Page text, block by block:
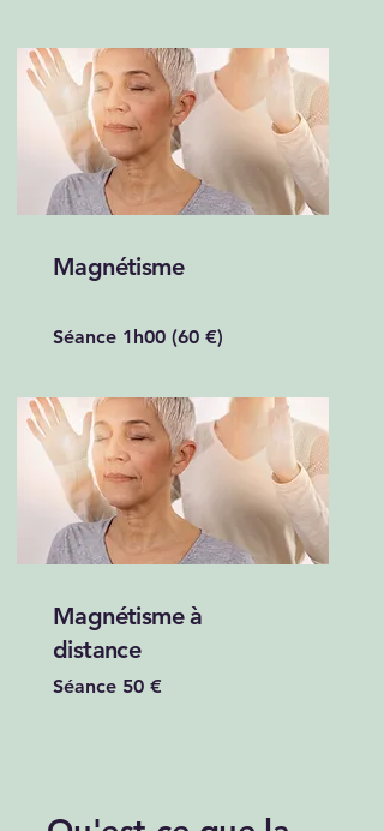
Séance 1h00 (60 €)
Magnétisme
Séance 50 €
Magnétisme à
distance